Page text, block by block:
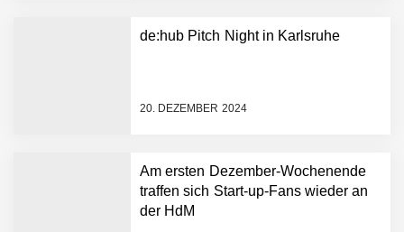
de:hub Pitch Night in Karlsruhe
20. DEZEMBER 2024
Am ersten Dezember-Wochenende
traffen sich Start-up-Fans wieder an
der HdM
Plattform zu beschleunigen
NEURA Robotics und
AI breit auszurollen
Humanoider Roboter bringt
Hightech ins Stadion
Simulationsdienstleistung in